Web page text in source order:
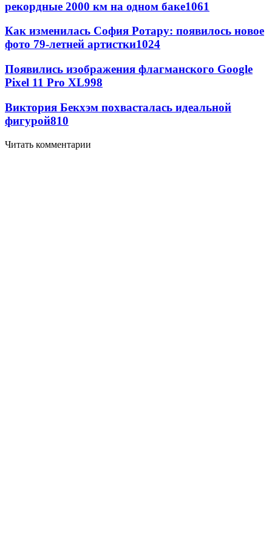
рекордные 2000 км на одном баке1061
Как изменилась София Ротару: появилось новое
фото 79-летней артистки1024
Появились изображения флагманского Google
Pixel 11 Pro XL998
Виктория Бекхэм похвасталась идеальной
фигурой810
Читать комментарии